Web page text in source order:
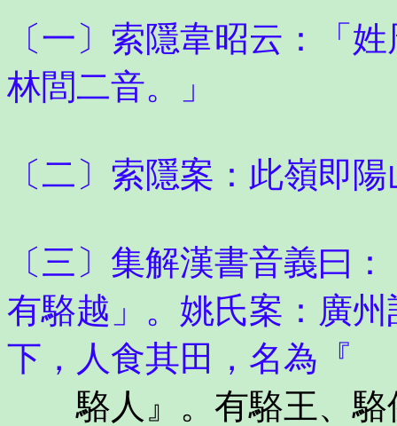
〔一〕索隱韋昭云：「
林閭二音。」
〔二〕索隱案：此嶺即
〔三〕集解漢書音義曰
有駱越」。姚氏案：廣
下，人食其田，名為『
駱人』。有駱王、駱